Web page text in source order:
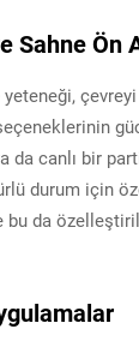
Sahne Ön
çevreyi
canlı bir
durum için
da